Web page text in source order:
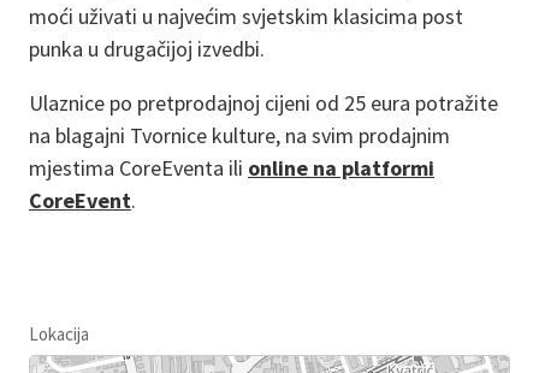
moći uživati u najvećim svjetskim klasicima post
punka u drugačijoj izvedbi.
Ulaznice po pretprodajnoj cijeni od 25 eura potražite
na blagajni Tvornice kulture, na svim prodajnim
mjestima CoreEventa ili online na platformi
CoreEvent.
Lokacija